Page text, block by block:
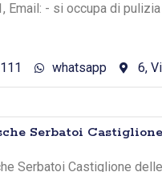
Email: - si occupa di
whatsapp 6,
Serbatoi
Serbatoi Castiglione